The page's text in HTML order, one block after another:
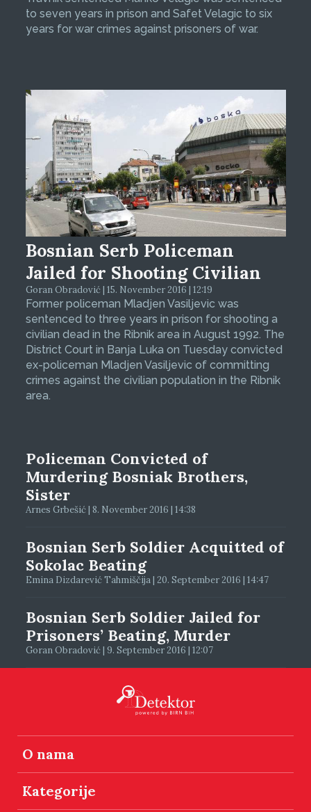
to seven years in prison and Safet Velagic to six
years for war crimes against prisoners of war.
Bosnian Serb Policeman
Jailed for Shooting Civilian
Goran Obradović | 15. November 2016 | 12:19
Former policeman Mladjen Vasiljevic was
sentenced to three years in prison for shooting a
civilian dead in the Ribnik area in August 1992. The
District Court in Banja Luka on Tuesday convicted
ex-policeman Mladjen Vasiljevic of committing
crimes against the civilian population in the Ribnik
area.
Policeman Convicted of
Murdering Bosniak Brothers,
Sister
Arnes Grbešić | 8. November 2016 | 14:38
Bosnian Serb Soldier Acquitted of
Sokolac Beating
Emina Dizdarević Tahmiščija | 20. September 2016 | 14:47
Bosnian Serb Soldier Jailed for
Prisoners’ Beating, Murder
Goran Obradović | 9. September 2016 | 12:07
O nama
Kategorije